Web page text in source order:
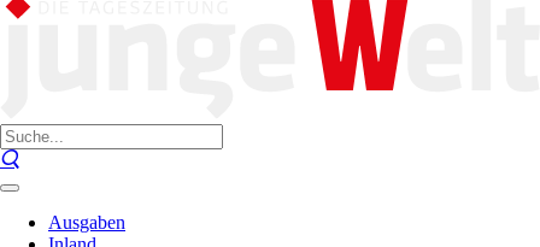
Ausgaben